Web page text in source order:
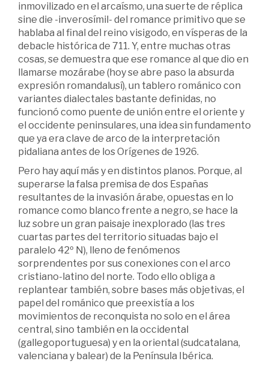
inmovilizado en el arcaísmo, una suerte de réplica
sine die -inverosímil- del romance primitivo que se
hablaba al final del reino visigodo, en vísperas de la
debacle histórica de 711. Y, entre muchas otras
cosas, se demuestra que ese romance al que dio en
llamarse mozárabe (hoy se abre paso la absurda
expresión romandalusí), un tablero románico con
variantes dialectales bastante definidas, no
funcionó como puente de unión entre el oriente y
el occidente peninsulares, una idea sin fundamento
que ya era clave de arco de la interpretación
pidaliana antes de los Orígenes de 1926.
Pero hay aquí más y en distintos planos. Porque, al
superarse la falsa premisa de dos Españas
resultantes de la invasión árabe, opuestas en lo
romance como blanco frente a negro, se hace la
luz sobre un gran paisaje inexplorado (las tres
cuartas partes del territorio situadas bajo el
paralelo 42º N), lleno de fenómenos
sorprendentes por sus conexiones con el arco
cristiano-latino del norte. Todo ello obliga a
replantear también, sobre bases más objetivas, el
papel del románico que preexistía a los
movimientos de reconquista no solo en el área
central, sino también en la occidental
(gallegoportuguesa) y en la oriental (sudcatalana,
valenciana y balear) de la Península Ibérica.